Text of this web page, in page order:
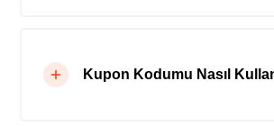
Kupon Kodumu Nasıl